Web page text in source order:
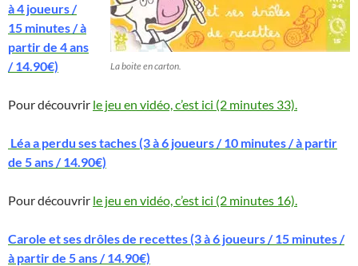
La boite en carton.
à 4 joueurs /
15 minutes / à
partir de 4 ans
/ 14.90€)
Pour découvrir le jeu en vidéo, c’est ici (2 minutes 33).
Léa a perdu ses taches (3 à 6 joueurs / 10 minutes / à partir
de 5 ans / 14.90€)
Pour découvrir le jeu en vidéo, c’est ici (2 minutes 16).
Carole et ses drôles de recettes (3 à 6 joueurs / 15 minutes /
à partir de 5 ans / 14.90€)